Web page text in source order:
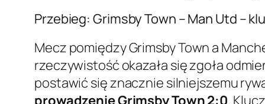
Przebieg: Grimsby Town – Man Utd –
Mecz pomiędzy Grimsby Town a
rzeczywistość okazała się zgoła
postawić się znacznie silniejszemu